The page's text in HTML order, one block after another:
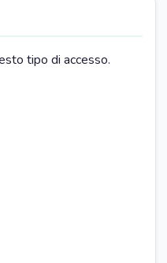
tipo di accesso.